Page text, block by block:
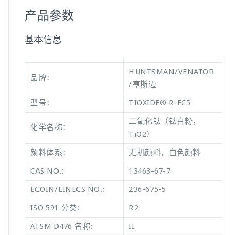
产品参数
基本信息
品牌：
HUNTSMAN/VENATOR
/亨斯迈
型号：
TIOXIDE® R-FC5
化学名称：
二氧化钛（钛白粉，
TiO2）
颜料体系：
无机颜料，白色颜料
CAS NO.:
13463-67-7
ECOIN/EINECS NO.:
236-675-5
ISO 591 分类:
R2
ATSM D476 名称:
II